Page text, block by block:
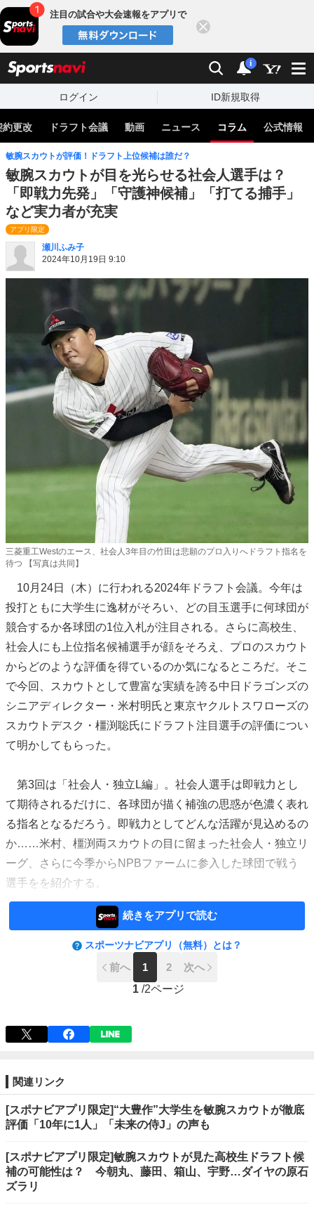
注目の試合や大会速報をアプリで
検索 通知
i
ログイン ID新規取得
約更改 ドラフト会議 動画 ニュース コラム 公式情報
敏腕スカウトが評価！ドラフト上位候補は誰だ？
敏腕スカウトが目を光らせる社会人選手は？
「即戦力先発」「守護神候補」「打てる捕手」
など実力者が充実
アプリ限定
瀬川ふみ子
2024年10月19日 9:10
三菱重工Westのエース、社会人3年目の竹田は悲願のプロ入りへドラフト指名を
待つ 【写真は共同】
10月24日（木）に行われる2024年ドラフト会議。今年は
投打ともに大学生に逸材がそろい、どの目玉選手に何球団が
競合するか各球団の1位入札が注目される。さらに高校生、
社会人にも上位指名候補選手が顔をそろえ、プロのスカウト
からどのような評価を得ているのか気になるところだ。そこ
で今回、スカウトとして豊富な実績を誇る中日ドラゴンズの
シニアディレクター・米村明氏と東京ヤクルトスワローズの
スカウトデスク・橿渕聡氏にドラフト注目選手の評価につい
て明かしてもらった。
第3回は「社会人・独立L編」。社会人選手は即戦力とし
て期待されるだけに、各球団が描く補強の思惑が色濃く表れ
る指名となるだろう。即戦力としてどんな活躍が見込めるの
か……米村、橿渕両スカウトの目に留まった社会人・独立リ
ーグ、さらに今季からNPBファームに参入した球団で戦う
選手をを紹介する。
続きをアプリで読む
スポーツナビアプリ（無料）とは？
前へ 1 2
次へ
1 /2ページ
関連リンク
[スポナビアプリ限定]“大豊作”大学生を敏腕スカウトが徹底
評価「10年に1人」「未来の侍J」の声も
[スポナビアプリ限定]敏腕スカウトが見た高校生ドラフト候
補の可能性は？ 今朝丸、藤田、箱山、宇野…ダイヤの原石
ズラリ